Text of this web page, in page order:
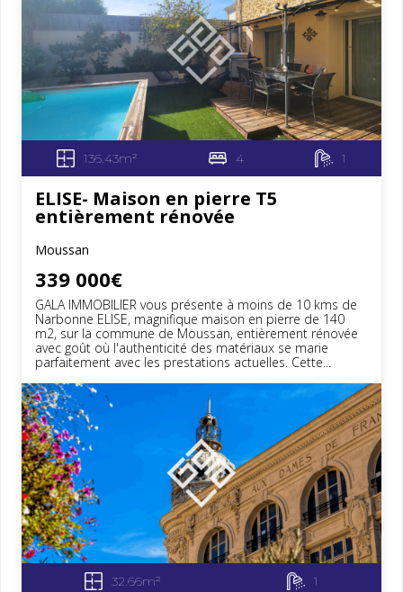
136.43m² 4 1
ELISE- Maison en pierre T5
entièrement rénovée
Moussan
339 000€
GALA IMMOBILIER vous présente à moins de 10 kms de
Narbonne ELISE, magnifique maison en pierre de 140
m2, sur la commune de Moussan, entièrement rénovée
avec goût où l'authenticité des matériaux se marie
parfaitement avec les prestations actuelles. Cette...
32.66m² 1